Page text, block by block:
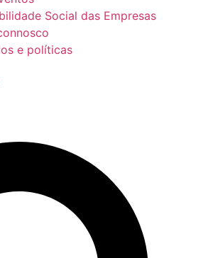
Social das Empresas
e políticas